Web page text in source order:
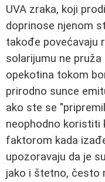
UVA zraka, koji
doprinose njenom
takođe povećavaju
solarijumu ne
opekotina tokom
prirodno sunce
ako ste se
neophodno koristiti
faktorom kada
upozoravaju da je
jako i štetno, često